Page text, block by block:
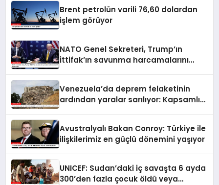
Brent petrolün varili 76,60 dolardan
işlem görüyor
NATO Genel Sekreteri, Trump’ın
İttifak’ın savunma harcamalarını
Venezuela’da deprem felaketinin
ardından yaralar sarılıyor: Kapsamlı
Avustralyalı Bakan Conroy: Türkiye ile
ilişkilerimiz en güçlü dönemini yaşıyor
UNICEF: Sudan’daki iç savaşta 6 ayda
300’den fazla çocuk öldü veya